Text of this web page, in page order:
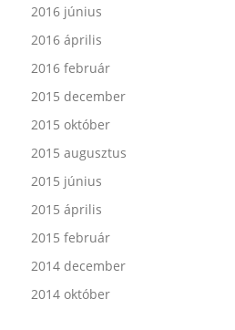
2016 június
2016 április
2016 február
2015 december
2015 október
2015 augusztus
2015 június
2015 április
2015 február
2014 december
2014 október